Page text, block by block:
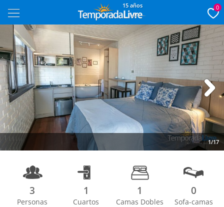
15 años 0
1/17
Next
3
Personas
1
Cuartos
1
Camas Dobles
0
Sofa-camas